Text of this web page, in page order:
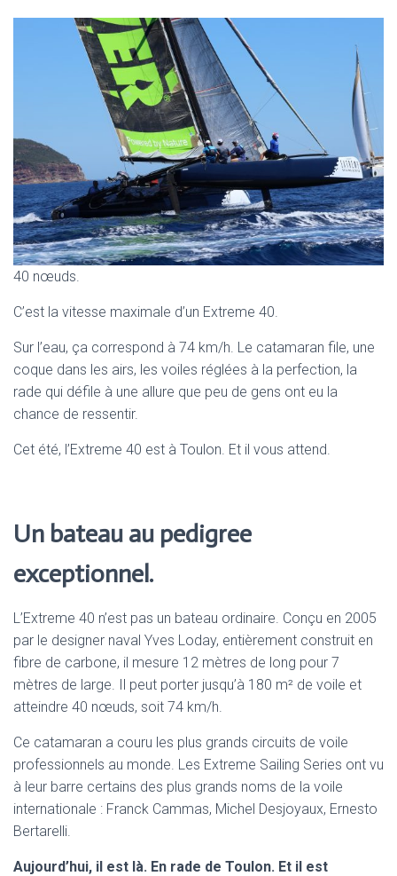
40 nœuds.
C’est la vitesse maximale d’un Extreme 40.
Sur l’eau, ça correspond à 74 km/h. Le catamaran file, une
coque dans les airs, les voiles réglées à la perfection, la
rade qui défile à une allure que peu de gens ont eu la
chance de ressentir.
Cet été, l’Extreme 40 est à Toulon. Et il vous attend.
Un bateau au pedigree
exceptionnel.
L’Extreme 40 n’est pas un bateau ordinaire. Conçu en 2005
par le designer naval Yves Loday, entièrement construit en
fibre de carbone, il mesure 12 mètres de long pour 7
mètres de large. Il peut porter jusqu’à 180 m² de voile et
atteindre 40 nœuds, soit 74 km/h.
Ce catamaran a couru les plus grands circuits de voile
professionnels au monde. Les Extreme Sailing Series ont vu
à leur barre certains des plus grands noms de la voile
internationale : Franck Cammas, Michel Desjoyaux, Ernesto
Bertarelli.
Aujourd’hui, il est là. En rade de Toulon. Et il est